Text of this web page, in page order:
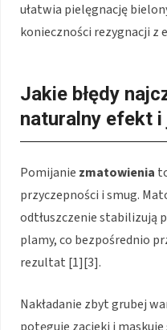
ułatwia pielęgnację
konieczności rezygnacji z
Jakie błędy
naturalny efekt i
Pomijanie zmatowienia
przyczepności i smug.
odtłuszczenie stabilizują
plamy, co bezpośrednio
rezultat [1][3].
Nakładanie zbyt grubej